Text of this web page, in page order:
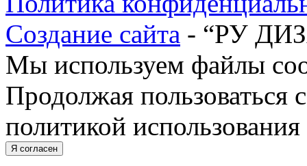
Создание сайта - “РУ
Мы используем файлы
Продолжая пользоваться
политикой
Я согласен